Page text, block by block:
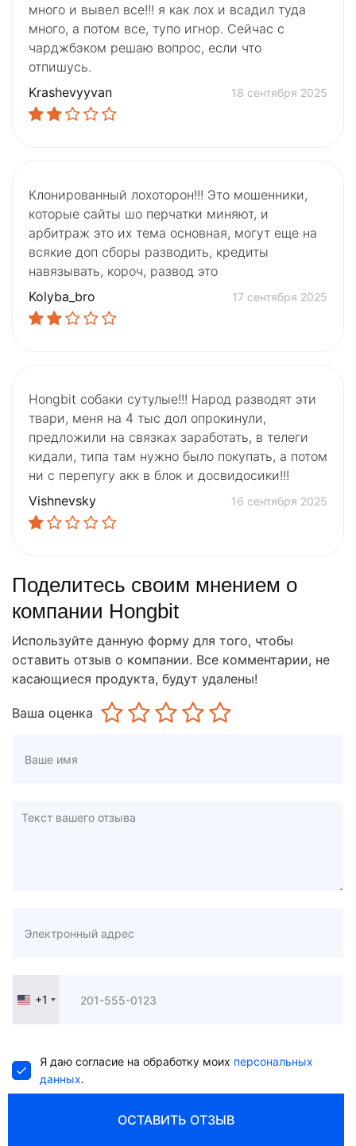
много и вывел все!!! я как лох и всадил туда
много, а потом все, тупо игнор. Сейчас с
чарджбэком решаю вопрос, если что
отпишусь.
Krashevyyvan
18 сентября 2025
Клонированный лохоторон!!! Это мошенники,
которые сайты шо перчатки миняют, и
арбитраж это их тема основная, могут еще на
всякие доп сборы разводить, кредиты
навязывать, короч, развод это
Kolyba_bro
17 сентября 2025
Hongbit собаки сутулые!!! Народ разводят эти
твари, меня на 4 тыс дол опрокинули,
предложили на связках заработать, в телеги
кидали, типа там нужно было покупать, а потом
ни с перепугу акк в блок и досвидосики!!!
Vishnevsky
16 сентября 2025
Поделитесь своим мнением о
компании Hongbit
Используйте данную форму для того, чтобы
оставить отзыв о компании. Все комментарии, не
касающиеся продукта, будут удалены!
Ваша оценка
United
+1
Я даю согласие на обработку моих персональных
данных.
ОСТАВИТЬ ОТЗЫВ